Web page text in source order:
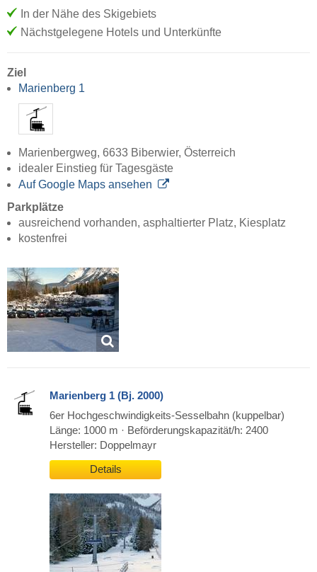
In der Nähe des Skigebiets
Nächstgelegene Hotels und Unterkünfte
Ziel
Marienberg 1
Marienbergweg, 6633 Biberwier, Österreich
idealer Einstieg für Tagesgäste
Auf Google Maps ansehen
Parkplätze
ausreichend vorhanden, asphaltierter Platz, Kiesplatz
kostenfrei
Marienberg 1 (Bj. 2000)
6er Hochgeschwindigkeits-Sesselbahn (kuppelbar)
Länge: 1000 m · Beförderungskapazität/h: 2400
Hersteller: Doppelmayr
Details